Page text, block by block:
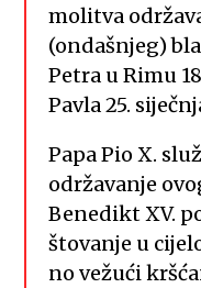
molitva
(ondašnjeg)
Petra u Rimu
Pavla 25.
Papa Pio X.
održavanje
Benedikt XV.
štovanje u
no vežući